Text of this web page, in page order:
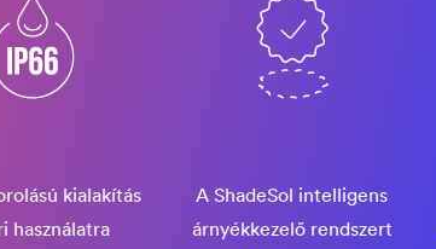
kialakítás
használatra
A ShadeSol intelligens
árnyékkezelő rendszert